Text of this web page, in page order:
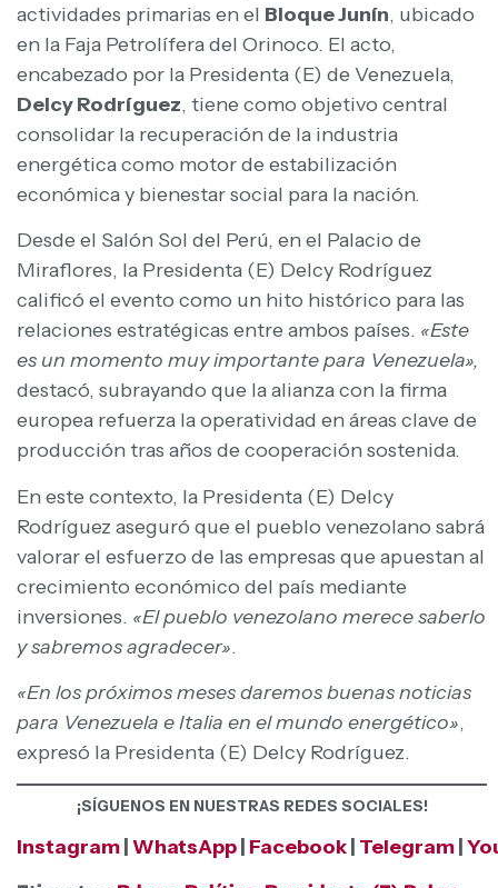
actividades primarias en el Bloque Junín, ubicado
en la Faja Petrolífera del Orinoco. El acto,
encabezado por la Presidenta (E) de Venezuela,
Delcy Rodríguez, tiene como objetivo central
consolidar la recuperación de la industria
energética como motor de estabilización
económica y bienestar social para la nación.
Desde el Salón Sol del Perú, en el Palacio de
Miraflores, la Presidenta (E) Delcy Rodríguez
calificó el evento como un hito histórico para las
relaciones estratégicas entre ambos países. «Este
es un momento muy importante para Venezuela»,
destacó, subrayando que la alianza con la firma
europea refuerza la operatividad en áreas clave de
producción tras años de cooperación sostenida.
En este contexto, la Presidenta (E) Delcy
Rodríguez aseguró que el pueblo venezolano sabrá
valorar el esfuerzo de las empresas que apuestan al
crecimiento económico del país mediante
inversiones. «El pueblo venezolano merece saberlo
y sabremos agradecer».
«En los próximos meses daremos buenas noticias
para Venezuela e Italia en el mundo energético»,
expresó la Presidenta (E) Delcy Rodríguez.
¡SÍGUENOS EN NUESTRAS REDES SOCIALES!
Instagram WhatsApp Facebook Telegram